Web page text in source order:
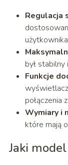
Regulacja
był stabilny
Funkcje
połączenia
Wymiary i
które mają
Jaki